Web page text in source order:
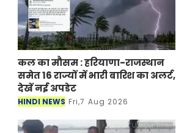
कल का मौसम : हरियाणा-राजस्थान
समेत 16 राज्यों में भारी बारिश का अलर्ट,
देखें नई अपडेट
HINDI NEWS Fri,7 Aug 2026